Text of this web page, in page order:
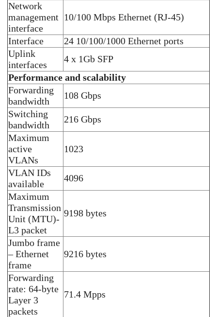
Network
management
interface
10/100 Mbps Ethernet (RJ-45)
Interface
24 10/100/1000 Ethernet ports
Uplink
interfaces
4 x 1Gb SFP
Performance and scalability
Forwarding
bandwidth
108 Gbps
Switching
bandwidth
216 Gbps
Maximum
active
VLANs
1023
VLAN IDs
available
4096
Maximum
Transmission
Unit (MTU)-
L3 packet
9198 bytes
Jumbo frame
– Ethernet
frame
9216 bytes
Forwarding
rate: 64-byte
Layer 3
packets
71.4 Mpps